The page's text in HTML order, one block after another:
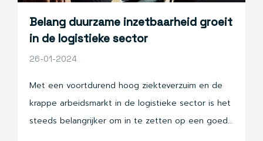
Belang duurzame inzetbaarheid groeit
in de logistieke sector
26-01-2024
Met een voortdurend hoog ziekteverzuim en de
krappe arbeidsmarkt in de logistieke sector is het
steeds belangrijker om in te zetten op een goed